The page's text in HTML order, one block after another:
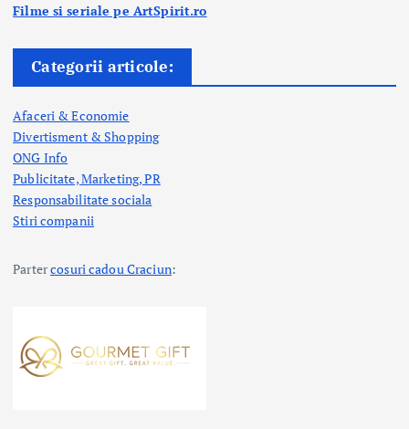
Filme si seriale pe ArtSpirit.ro
Categorii articole:
Afaceri & Economie
Divertisment & Shopping
ONG Info
Publicitate, Marketing, PR
Responsabilitate sociala
Stiri companii
Partercosuri cadou Craciun: